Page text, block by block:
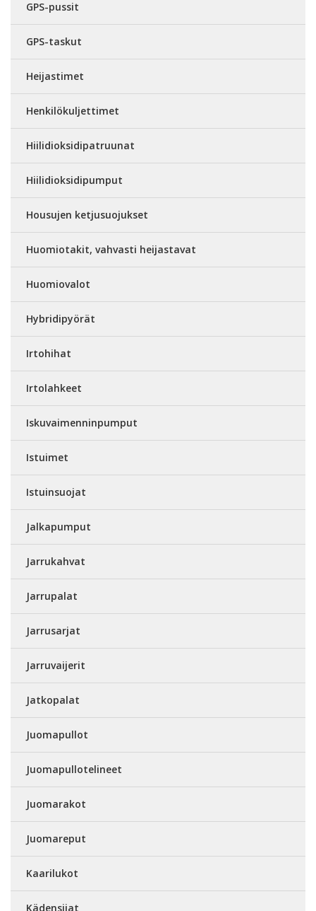
GPS-pussit
GPS-taskut
Heijastimet
Henkilökuljettimet
Hiilidioksidipatruunat
Hiilidioksidipumput
Housujen ketjusuojukset
Huomiotakit, vahvasti heijastavat
Huomiovalot
Hybridipyörät
Irtohihat
Irtolahkeet
Iskuvaimenninpumput
Istuimet
Istuinsuojat
Jalkapumput
Jarrukahvat
Jarrupalat
Jarrusarjat
Jarruvaijerit
Jatkopalat
Juomapullot
Juomapullotelineet
Juomarakot
Juomareput
Kaarilukot
Kädensijat